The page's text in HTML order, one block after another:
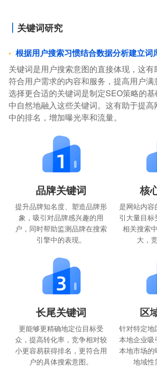
关键词研究
根据用户搜索习惯结合数据分析建立词
关键词是用户搜索意图的直接体现，这有
符合用户需求的内容和服务，提高用户满
选择更合适的关键词是制定SEO策略的
中自然地融入这些关键词。这有助于提
中的排名，增加曝光率和流量。
品牌关键词
提升品牌知名度、塑造品牌形
象，吸引对品牌感兴趣的用
户，同时帮助监测品牌在搜索
引擎中的表现。
核
是网站内容
引大量目
相关搜索
大，
长尾关键词
更能够更精确地定位目标受
众，提高转化率，竞争相对较
小更容易获得排名，更符合用
户的具体搜索意图。
区
针对特定地
本地企业吸
本地市场的
地域性